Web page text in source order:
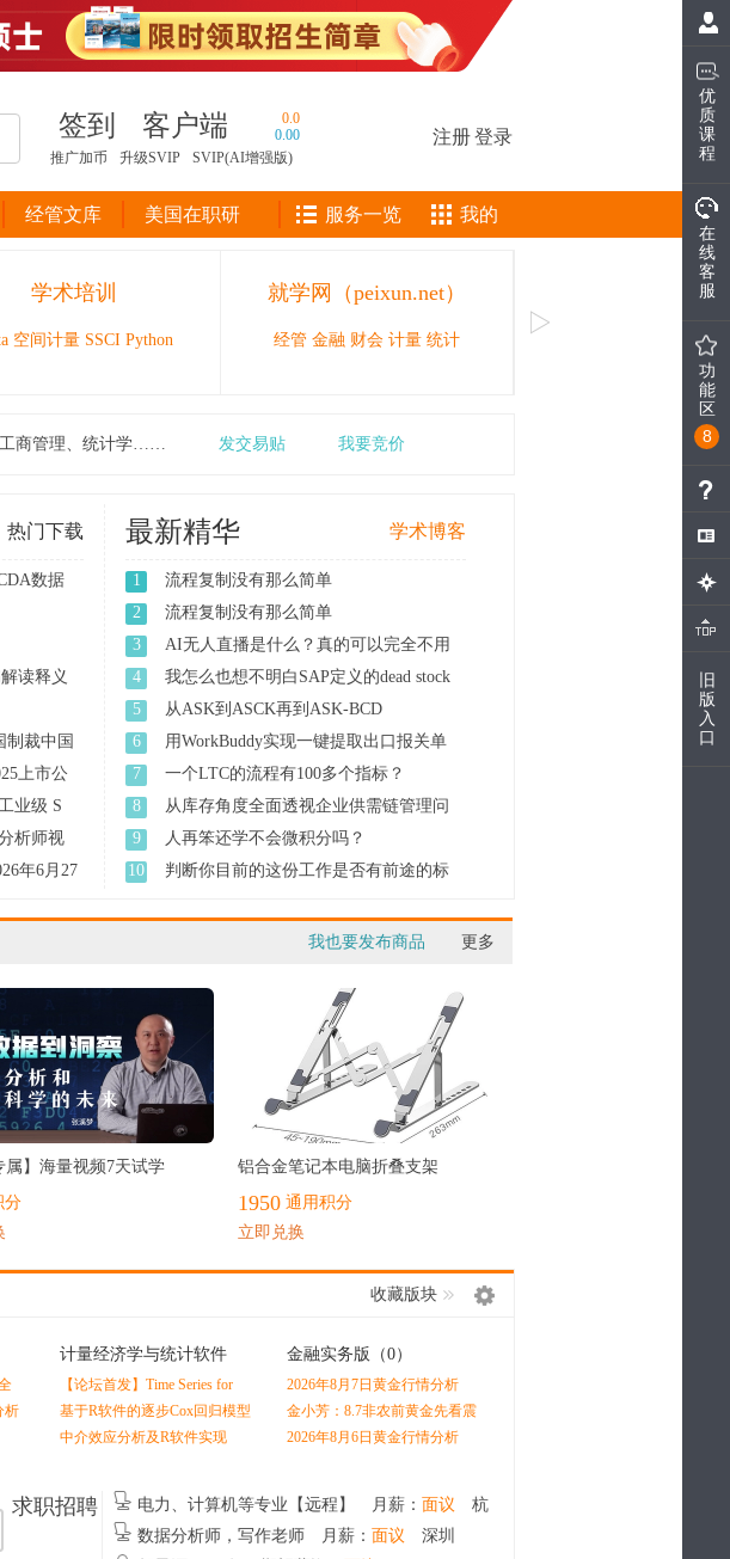
签到 客户端
0.0
0.00
推广加币
升级SVIP SVIP(AI增强版)
注册登录
经管文库 美国在职研 服务一览 我的
学术培训
空间计量 SSCI Python
就学网（peixun.net）
经管 金融 财会 计量 统计
CAIE人工智能工
人工智能领域的职业技能等
工商管理、统计学…… 发交易贴 我要竞价
热门下载
数据
读释义
制裁中国
上市公
业级 S
析师视
年6月27
最新精华 学术博客
1
流程复制没有那么简单
2
流程复制没有那么简单
3
AI无人直播是什么？真的可以完全不用
人 ...
4
我怎么也想不明白SAP定义的dead stock
有 ...
5
从ASK到ASCK再到ASK-BCD
6
用WorkBuddy实现一键提取出口报关单
7
一个LTC的流程有100多个指标？
8
从库存角度全面透视企业供需链管理问
题 ...
9
人再笨还学不会微积分吗？
10
判断你目前的这份工作是否有前途的标
更多
我也要发布商品
属】海量视频7天试学
分
最热
铝合金笔记本电脑折叠支架
1950 通用积分
立即兑换
收藏版块
析
计量经济学与统计软件
（0）
【论坛首发】Time Series for
Economics and Finance by Oliver
Linton
基于R软件的逐步Cox回归模型
拟合及Nomogram预测图绘制
中介效应分析及R软件实现
金融实务版 （0）
2026年8月7日黄金行情分析
金小芳：8.7非农前黄金先看震
荡，原油冲高先空再多
2026年8月6日黄金行情分析
求职招聘 电力、计算机等专业【远程】 月薪： 面议 杭
州 数据分析师，写作老师 月薪： 面议 深圳
优
质
课
程
在
线
客
服
功
能
区
8
旧
版
入
口